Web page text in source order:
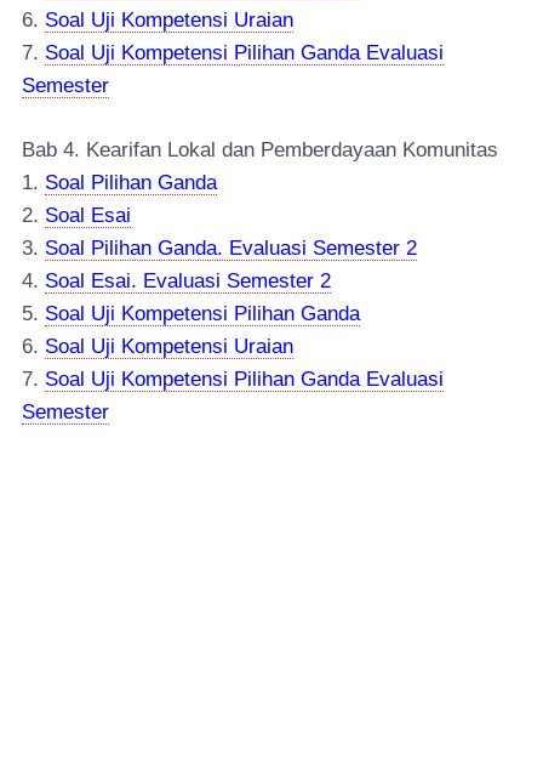
6. Soal Uji Kompetensi Uraian
7. Soal Uji Kompetensi Pilihan Ganda Evaluasi
Semester
Bab 4. Kearifan Lokal dan Pemberdayaan Komunitas
1. Soal Pilihan Ganda
2. Soal Esai
3. Soal Pilihan Ganda. Evaluasi Semester 2
4. Soal Esai. Evaluasi Semester 2
5. Soal Uji Kompetensi Pilihan Ganda
6. Soal Uji Kompetensi Uraian
7. Soal Uji Kompetensi Pilihan Ganda Evaluasi
Semester